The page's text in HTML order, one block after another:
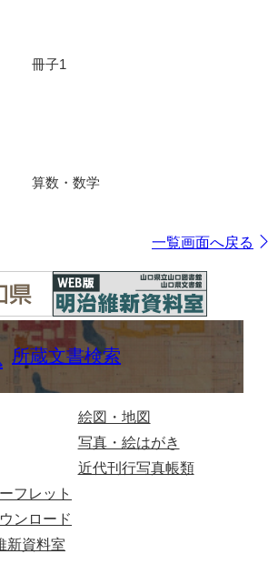
冊子1
算数・数学
一覧画面へ戻る
所蔵文書検索
絵図・地図
写真・絵はがき
近代刊行写真帳類
フレット
ンロード
新資料室